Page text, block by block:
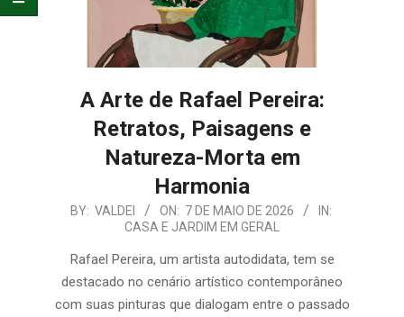
A Arte de Rafael Pereira:
Retratos, Paisagens e
Natureza-Morta em
Harmonia
2026-
BY: VALDEI ON: 7 DE MAIO DE 2026
IN:
CASA E JARDIM EM GERAL
Rafael Pereira, um artista autodidata, tem se
destacado no cenário artístico contemporâneo
com suas pinturas que dialogam entre o passado